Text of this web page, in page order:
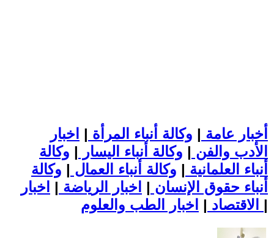
أخبار عامة | وكالة أنباء المرأة | اخبار
الأدب والفن | وكالة أنباء اليسار | وكالة
أنباء العلمانية | وكالة أنباء العمال | وكالة
أنباء حقوق الإنسان | اخبار الرياضة | اخبار
الاقتصاد | |